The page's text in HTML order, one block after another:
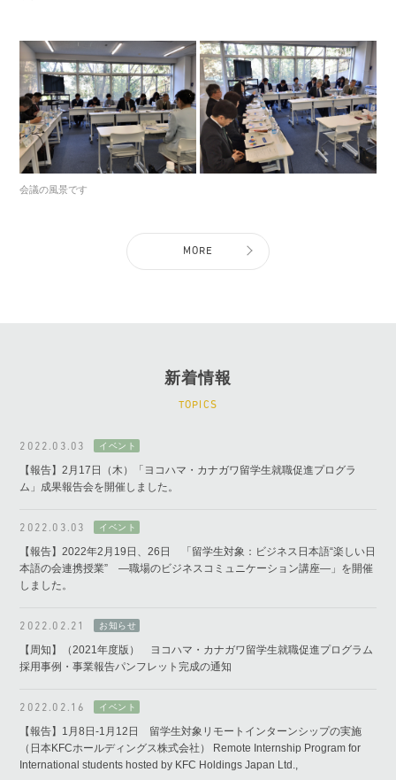
会議の風景です
MORE
新着情報
TOPICS
2022.03.03
【報告】2月17日（木）「ヨコハマ・カナガワ留学生就職促進プログラ
ム」成果報告会を開催しました。
2022.03.03
【報告】2022年2月19日、26日 「留学生対象：ビジネス日本語“楽しい日
本語の会連携授業” ―職場のビジネスコミュニケーション講座―」を開催
しました。
2022.02.21
【周知】（2021年度版） ヨコハマ・カナガワ留学生就職促進プログラム
採用事例・事業報告パンフレット完成の通知
2022.02.16
【報告】1月8日-1月12日 留学生対象リモートインターンシップの実施
（日本KFCホールディングス株式会社） Remote Internship Program for
International students hosted by KFC Holdings Japan Ltd.,